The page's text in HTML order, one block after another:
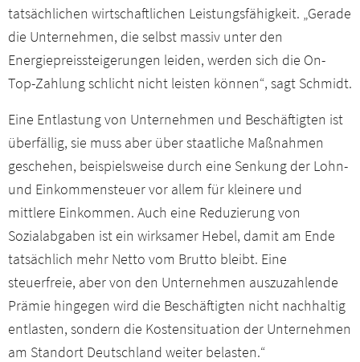
tatsächlichen wirtschaftlichen Leistungsfähigkeit. „Gerade
die Unternehmen, die selbst massiv unter den
Energiepreissteigerungen leiden, werden sich die On-
Top-Zahlung schlicht nicht leisten können“, sagt Schmidt.
Eine Entlastung von Unternehmen und Beschäftigten ist
überfällig, sie muss aber über staatliche Maßnahmen
geschehen, beispielsweise durch eine Senkung der Lohn-
und Einkommensteuer vor allem für kleinere und
mittlere Einkommen. Auch eine Reduzierung von
Sozialabgaben ist ein wirksamer Hebel, damit am Ende
tatsächlich mehr Netto vom Brutto bleibt. Eine
steuerfreie, aber von den Unternehmen auszuzahlende
Prämie hingegen wird die Beschäftigten nicht nachhaltig
entlasten, sondern die Kostensituation der Unternehmen
am Standort Deutschland weiter belasten.“